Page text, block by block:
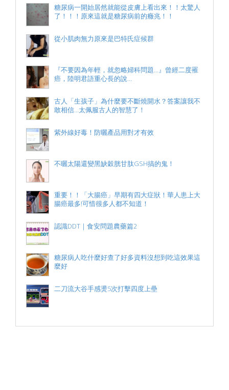
糖尿病一開始居然就能從皮膚上看出來！！太驚人
了！！！原來這就是糖尿病前的癥兆！！
從小肌肉無力原來是巴特氏症候群
『不要因為年輕，就忽略婦科問題...』曾經二度罹
癌，陸明君語重心長的說...
古人「生孩子」為什麼要不斷燒開水？答案讓我不
敢相信...太佩服古人的智慧了！
紫外線好毒！防曬產品用對才有效
不曬太陽還變黑缺穀胱甘肽GSH搞的鬼！
重要！！「大腸癌」早期有四大症狀！華人患上大
腸癌最多!可惜很多人都不知道！
認識DDT｜食安問題農藥篇2
糖尿病人吃什麼好查了好多資料沒想到吃這效果這
麼好
二刀流大谷手感燙5次打擊四度上壘